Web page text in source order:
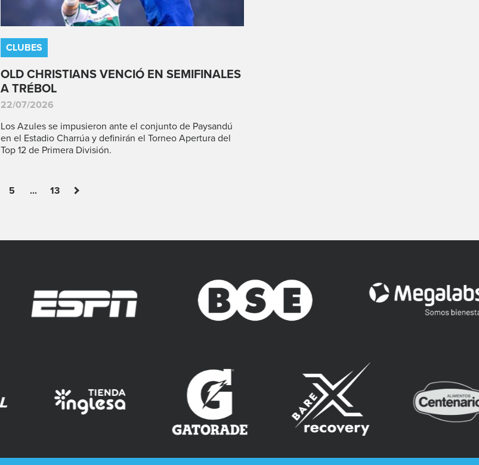
CLUBES
OLD CHRISTIANS VENCIÓ EN SEMIFINALES
A TRÉBOL
22/07/2026
Los Azules se impusieron ante el conjunto de Paysandú
en el Estadio Charrúa y definirán el Torneo Apertura del
Top 12 de Primera División.
5 ... 13